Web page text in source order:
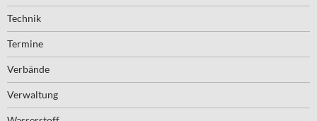
Technik
Termine
Verbände
Verwaltung